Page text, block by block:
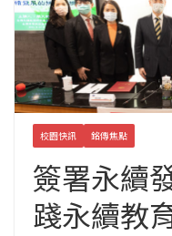
校園快訊 銘傳焦點
簽署永續
踐永續教